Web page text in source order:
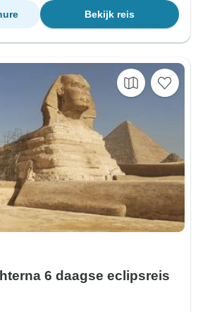
Bekijk reis
6 daagse eclipsreis